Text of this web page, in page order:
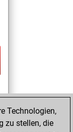
Technologien,
zu stellen, die